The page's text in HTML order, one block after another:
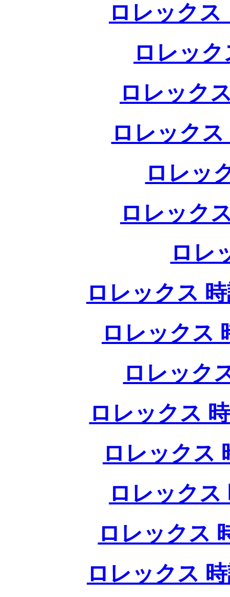
ロレックス
ロレッ
ロレック
ロレック
ロレッ
ロレック
ロレ
ロレックス
ロレックス
ロレック
ロレックス
ロレックス
ロレックス
ロレックス
ロレックス